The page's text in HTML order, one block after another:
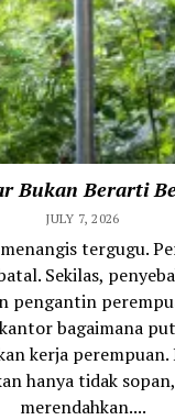
Bukan Berarti
JULY 7, 2026
tergugu.
Sekilas,
pengantin
bagaimana
kerja perempuan.
hanya tidak
merendahkan....